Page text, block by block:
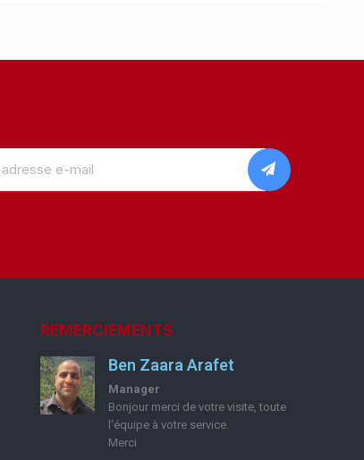
REMERCIEMENTS
Ben Zaara Arafet
Manager
Bonjour merci de votre visite, toute
l'équipe à votre service.
Merci